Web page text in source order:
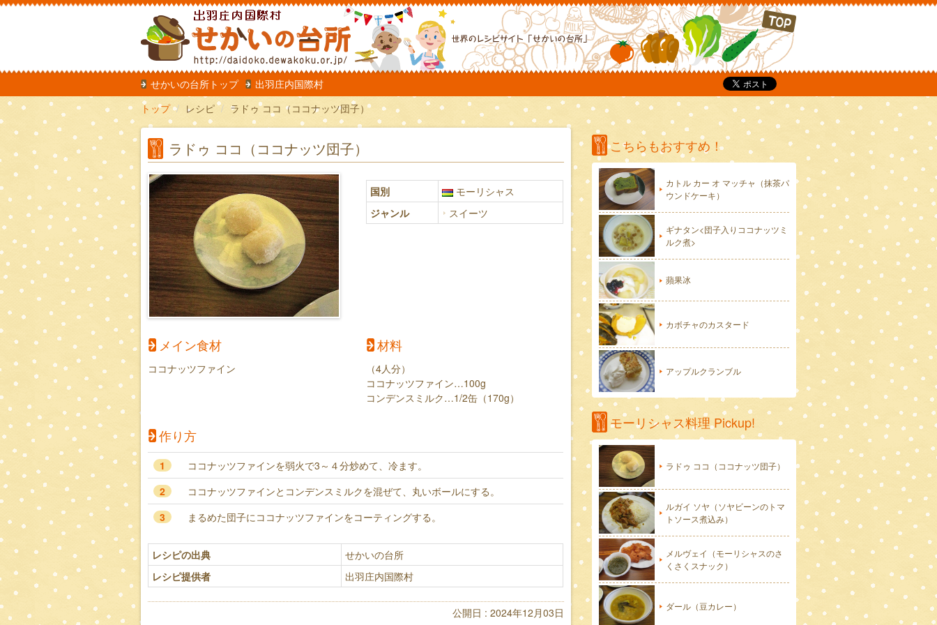
だいどこ
TOP
せかいの台所トップ
出羽庄内国際村
トップ
レシピ ラドゥ ココ（ココナッツ団子）
ラドゥ ココ（ココナッツ団子）
国別
モーリシャス
ジャンル
スイーツ
メイン食材
ココナッツファイン
材料
（4人分）
ココナッツファイン…100g
コンデンスミルク…1/2缶（170g）
作り方
1
ココナッツファインを弱火で3～４分炒めて、冷ます。
2
ココナッツファインとコンデンスミルクを混ぜて、丸いボールにする。
3
まるめた団子にココナッツファインをコーティングする。
レシピの出典
せかいの台所
レシピ提供者
出羽庄内国際村
公開日 : 2024年12月03日
こちらもおすすめ！
カトル カー オ マッチャ（抹茶パ
ウンドケーキ）
ギナタン<団子入りココナッツミ
ルク煮>
蘋果冰
カボチャのカスタード
アップルクランブル
モーリシャス料理 Pickup!
ラドゥ ココ（ココナッツ団子）
ルガイ ソヤ（ソヤビーンのトマ
トソース煮込み）
メルヴェイ（モーリシャスのさ
くさくスナック）
ダール（豆カレー）